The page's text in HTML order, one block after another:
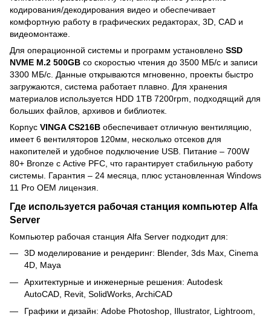
кодирования/декодирования видео и обеспечивает
комфортную работу в графических редакторах, 3D, CAD и
видеомонтаже.
Для операционной системы и программ установлено SSD
NVME M.2 500GB со скоростью чтения до 3500 МБ/с и записи
3300 МБ/с. Данные открываются мгновенно, проекты быстро
загружаются, система работает плавно. Для хранения
материалов используется HDD 1TB 7200rpm, подходящий для
больших файлов, архивов и библиотек.
Корпус VINGA CS216B обеспечивает отличную вентиляцию,
имеет 6 вентиляторов 120мм, несколько отсеков для
накопителей и удобное подключение USB. Питание – 700W
80+ Bronze с Active PFC, что гарантирует стабильную работу
системы. Гарантия – 24 месяца, плюс установленная Windows
11 Pro OEM лицензия.
Где используется рабочая станция компьютер Alfa
Server
Компьютер рабочая станция Alfa Server подходит для:
3D моделирование и рендеринг: Blender, 3ds Max, Cinema
4D, Maya
Архитектурные и инженерные решения: Autodesk
AutoCAD, Revit, SolidWorks, ArchiCAD
Графики и дизайн: Adobe Photoshop, Illustrator, Lightroom,